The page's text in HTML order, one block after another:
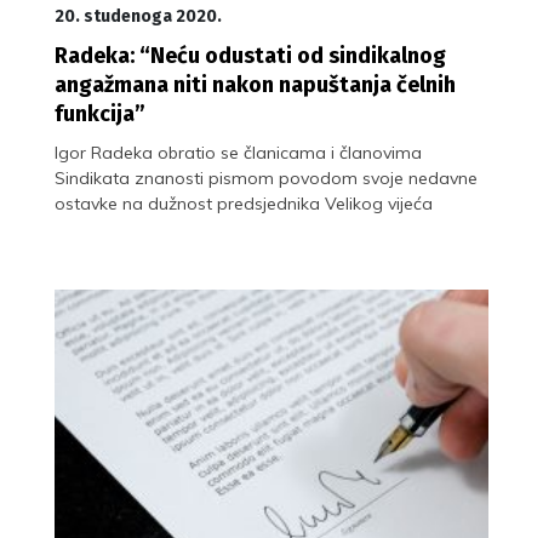
20. studenoga 2020.
Radeka: “Neću odustati od sindikalnog
angažmana niti nakon napuštanja čelnih
funkcija”
Igor Radeka obratio se članicama i članovima
Sindikata znanosti pismom povodom svoje nedavne
ostavke na dužnost predsjednika Velikog vijeća